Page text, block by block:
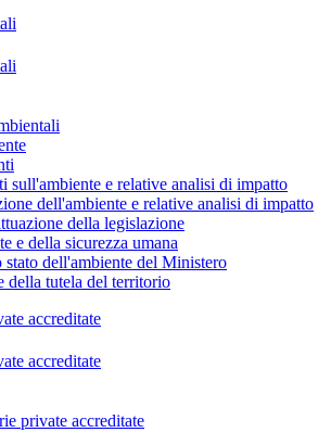
sull'ambiente e relative analisi di impatto
dell'ambiente e relative analisi di impatto
della legislazione
e della sicurezza umana
stato dell'ambiente del Ministero
della tutela del territorio
accreditate
accreditate
private accreditate